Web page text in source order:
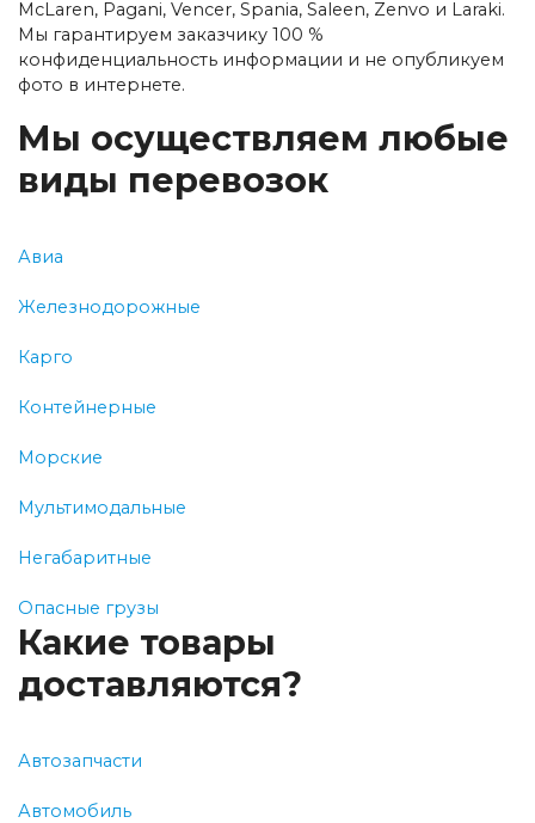
McLaren, Pagani, Vencer, Spania, Saleen, Zenvo и Laraki.
Мы гарантируем заказчику 100 %
конфиденциальность информации и не опубликуем
фото в интернете.
Мы осуществляем любые
виды перевозок
Авиа
Железнодорожные
Карго
Контейнерные
Морские
Мультимодальные
Негабаритные
Опасные грузы
Какие товары
доставляются?
Автозапчасти
Автомобиль